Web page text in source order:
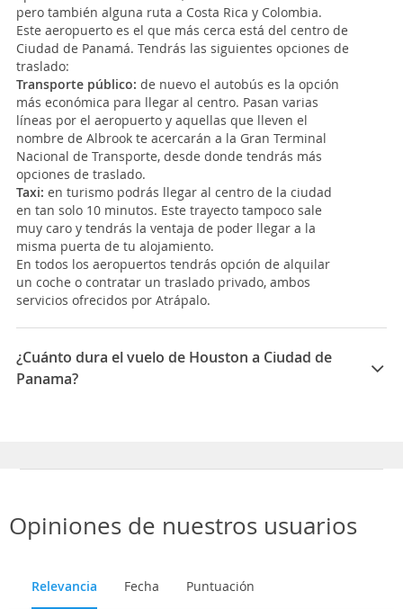
pero también alguna ruta a Costa Rica y Colombia.
Este aeropuerto es el que más cerca está del centro de
Ciudad de Panamá. Tendrás las siguientes opciones de
traslado:
Transporte público: de nuevo el autobús es la opción
más económica para llegar al centro. Pasan varias
líneas por el aeropuerto y aquellas que lleven el
nombre de Albrook te acercarán a la Gran Terminal
Nacional de Transporte, desde donde tendrás más
opciones de traslado.
Taxi: en turismo podrás llegar al centro de la ciudad
en tan solo 10 minutos. Este trayecto tampoco sale
muy caro y tendrás la ventaja de poder llegar a la
misma puerta de tu alojamiento.
En todos los aeropuertos tendrás opción de alquilar
un coche o contratar un traslado privado, ambos
servicios ofrecidos por Atrápalo.
¿Cuánto dura el vuelo de Houston a Ciudad de
Panama?
Opiniones de nuestros usuarios
Relevancia Fecha Puntuación